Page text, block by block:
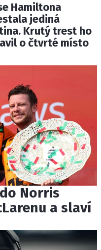
Hamiltona
jediná
Krutý trest ho
o čtvrté místo
Norris
a slaví